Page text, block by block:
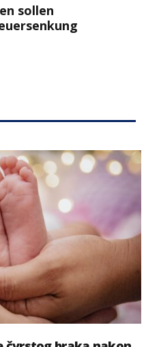
sollen